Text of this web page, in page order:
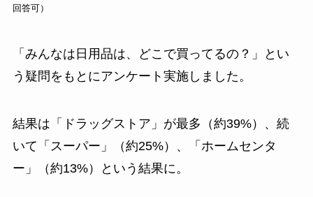
回答可）
「みんなは日用品は、どこで買ってるの？」とい
う疑問をもとにアンケート実施しました。
結果は「ドラッグストア」が最多（約39%）、続
いて「スーパー」（約25%）、「ホームセンタ
ー」（約13%）という結果に。